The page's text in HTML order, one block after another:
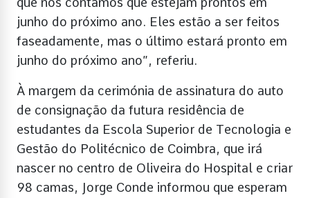
junho do próximo ano. Eles estão a ser feitos
faseadamente, mas o último estará pronto em
junho do próximo ano”, referiu.
À margem da cerimónia de assinatura do auto
de consignação da futura residência de
estudantes da Escola Superior de Tecnologia e
Gestão do Politécnico de Coimbra, que irá
nascer no centro de Oliveira do Hospital e criar
98 camas, Jorge Conde informou que esperam